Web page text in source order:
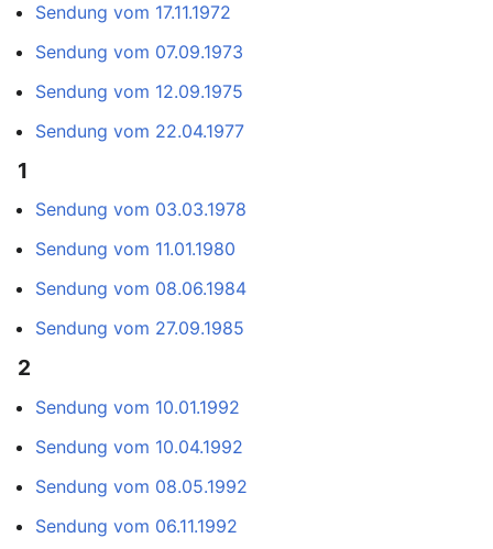
Sendung vom 17.11.1972
Sendung vom 07.09.1973
Sendung vom 12.09.1975
Sendung vom 22.04.1977
1
Sendung vom 03.03.1978
Sendung vom 11.01.1980
Sendung vom 08.06.1984
Sendung vom 27.09.1985
2
Sendung vom 10.01.1992
Sendung vom 10.04.1992
Sendung vom 08.05.1992
Sendung vom 06.11.1992